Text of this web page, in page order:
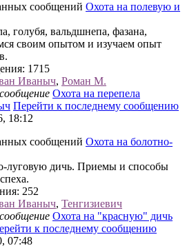
Охота на полевую и
голубя, вальдшнепа, фазана,
своим опытом и изучаем опыт
: 1715
Иваныч, Роман М.
Охота на перепела
Перейти к последнему сообщению
18:12
Охота на болотно-
луговую дичь. Приемы и способы
: 252
Иваныч, Тенгизиевич
Охота на "красную" дичь
к последнему сообщению
07:48